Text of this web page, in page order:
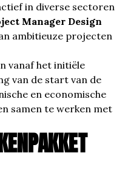
in diverse sectoren
Manager Design
ambitieuze projecten
vanaf het initiële
van de start van de
en economische
samen te werken met